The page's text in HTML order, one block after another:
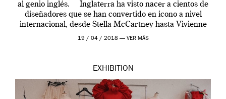
al genio inglés. Inglaterra ha visto nacer a cientos de
diseñadores que se han convertido en icono a nivel
internacional, desde Stella McCartney hasta Vivienne
Westwood pasando […]
19 / 04 / 2018 — VER MÁS
EXHIBITION